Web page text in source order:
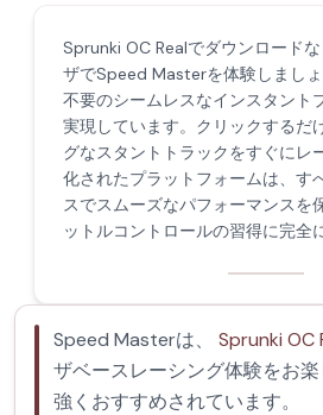
Sprunki OC Realでダウンロード
ザでSpeed Masterを体験しまし
不要のシームレスなインスタント
実現しています。クリックするだ
グなスタントトラックをすぐにレ
化されたプラットフォームは、す
スでスムーズなパフォーマンスを
ットルコントロールの習得に完全
Speed Masterは、 Sprunki OC
ザベースレーシング体験をお
強くおすすめされています。